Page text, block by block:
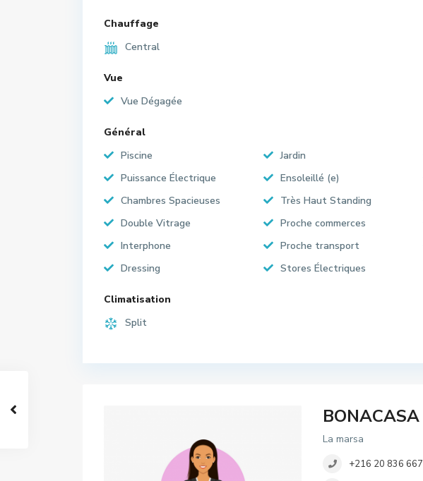
Chauffage
Central
Vue
Vue Dégagée
Général
Piscine
Jardin
Puissance Électrique
Ensoleillé (e)
Chambres Spacieuses
Très Haut Standing
Double Vitrage
Proche commerces
Interphone
Proche transport
Dressing
Stores Électriques
Climatisation
Split
BONACASA
La marsa
+216 20 836 667